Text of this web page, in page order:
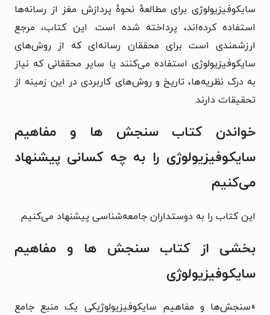
سایکوفیزیولوژی برای مطالعهٔ نحوهٔ پردازش مغز از رسانه‌ها
استفاده کرده‌اند، پرداخته شده است. این کتاب، مرجع
ارزشمندی است برای محققان رسانه‌ای که از روش‌های
سایکوفیزیولوژی استفاده می‌کنند یا سایر محققانی که نیاز
به درک نظریه‌ها، تاریخ و روش‌های کاربردی در این زمینه از
تحقیقات دارند.
خواندن کتاب سنجش ها و مفاهیم
سایکوفیزیولوژی را به چه کسانی پیشنهاد
می‌کنیم
این کتاب را به دوستداران جامعه‌شناسی پیشنهاد می‌کنیم.
بخشی از کتاب سنجش ها و مفاهیم
سایکوفیزیولوژی
«سنجش‌‌ها و مفاهیم سایکوفیزیولوژیکی یک منبع جامع